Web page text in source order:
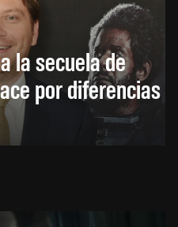
la secuela de
por diferencias